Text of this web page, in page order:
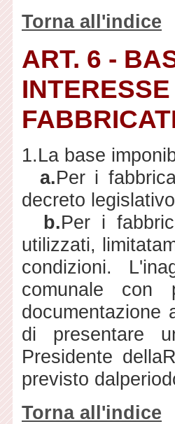
Torna all'indice
ART. 6 -
1.La base
a.Per i
decreto
b.Per i
utilizzati,
condizioni.
comunale con
documentazione
di presentare
Presidente
previsto
Torna all'indice